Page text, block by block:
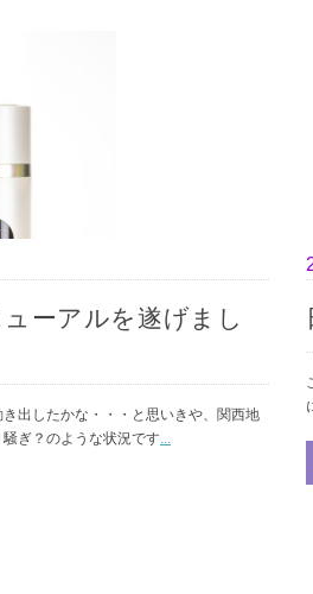
ーアルを遂げまし
出したかな・・・と思いきや、関西地
ぎ？のような状況です...